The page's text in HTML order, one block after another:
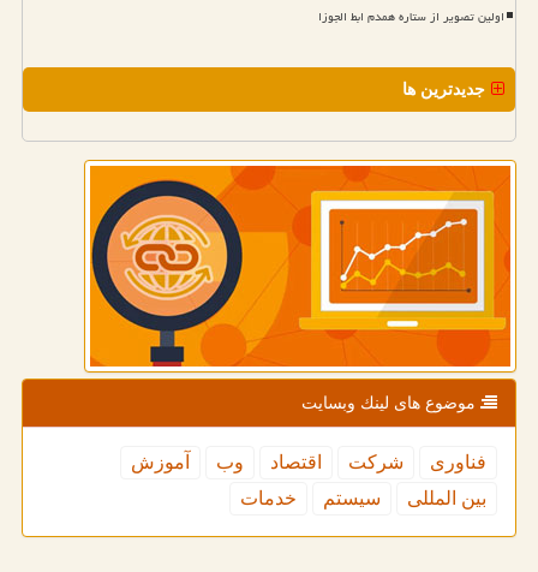
اولین تصویر از ستاره همدم ابط الجوزا
جدیدترین ها
موضوع های لینك وبسایت
فناوری شركت اقتصاد وب
آموزش
بین المللی
سیستم خدمات